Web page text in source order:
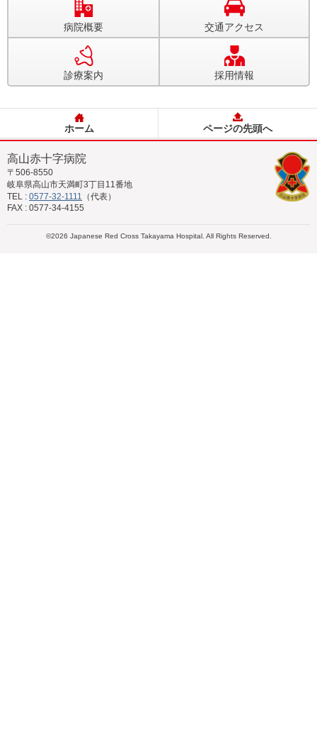
病院概要 交通アクセス
診療案内 採用情報
ホーム ページの先頭へ
高山赤十字病院
〒506-8550
岐阜県高山市天満町3丁目11番地
TEL : 0577-32-1111
（代表）
FAX : 0577-34-4155
©2026 Japanese Red Cross Takayama Hospital. All Rights Reserved.